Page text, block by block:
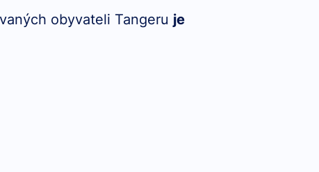
obyvateli Tangeru je